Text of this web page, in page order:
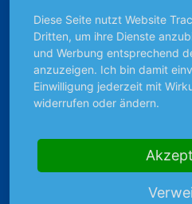
Börsengespräche
Börsennews
Favoriten
Finanzpodcast
Strategie
Themen & Börse
Diese Seite nutzt Website
Dritten, um ihre Dienste
und Werbung entsprechend
anzuzeigen. Ich bin damit
Einwilligung jederzeit mit
widerrufen oder ändern.